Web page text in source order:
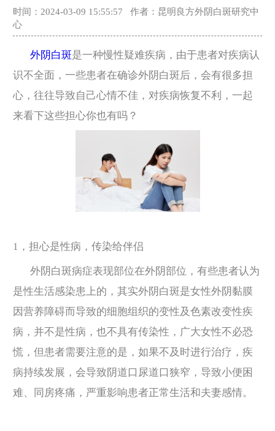
时间：2024-03-09 15:55:57
作者：昆明良方外阴白斑研究中
心
外阴白斑是一种慢性疑难疾病，由于患者对疾病认
识不全面，一些患者在确诊外阴白斑后，会有很多担
心，往往导致自己心情不佳，对疾病恢复不利，一起
来看下这些担心你也有吗？
1，担心是性病，传染给伴侣
外阴白斑病症表现部位在外阴部位，有些患者认为
是性生活感染患上的，其实外阴白斑是女性外阴黏膜
因营养障碍而导致的细胞组织的变性及色素改变性疾
病，并不是性病，也不具有传染性，广大女性不必恐
慌，但患者需要注意的是，如果不及时进行治疗，疾
病持续发展，会导致阴道口尿道口狭窄，导致小便困
难、同房疼痛，严重影响患者正常生活和夫妻感情。